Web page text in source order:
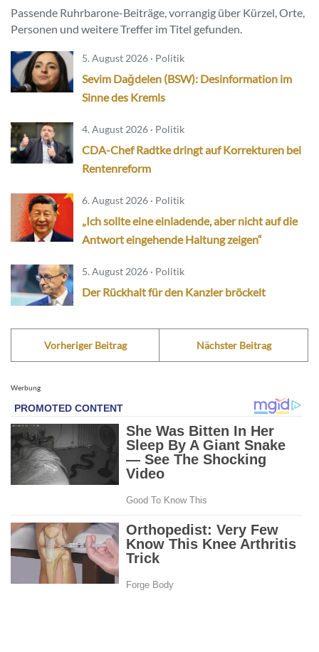
Passende Ruhrbarone-Beiträge, vorrangig über Kürzel, Orte,
Personen und weitere Treffer im Titel gefunden.
5. August 2026 · Politik
Sevim Dağdelen (BSW): Desinformation im
Sinne des Kremls
4. August 2026 · Politik
CDA-Chef Radtke dringt auf Korrekturen bei
Rentenreform
6. August 2026 · Politik
„Ich sollte eine einladende, aber nicht auf die
Antwort eingehende Haltung zeigen“
5. August 2026 · Politik
Der Rückhalt für den Kanzler bröckelt
Vorheriger Beitrag Nächster Beitrag
Werbung